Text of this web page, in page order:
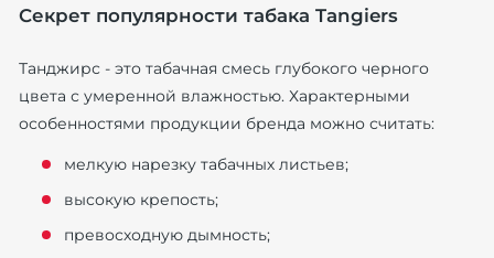
Секрет популярности табака Tangiers
Танджирс - это табачная смесь глубокого черного
цвета с умеренной влажностью. Характерными
особенностями продукции бренда можно считать:
мелкую нарезку табачных листьев;
высокую крепость;
превосходную дымность;